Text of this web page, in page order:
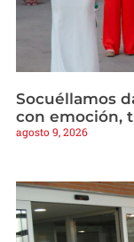
Socuéllamos
con emoción,
agosto 9, 2026